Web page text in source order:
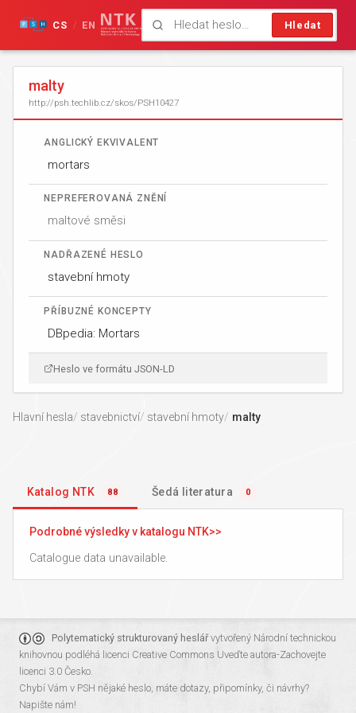
Hledat
CS / EN
malty
http://psh.techlib.cz/skos/PSH10427
ANGLICKÝ EKVIVALENT
mortars
NEPREFEROVANÁ ZNĚNÍ
maltové směsi
NADŘAZENÉ HESLO
stavební hmoty
PŘÍBUZNÉ KONCEPTY
DBpedia: Mortars
Heslo ve formátu JSON-LD
Hlavní hesla stavebnictví stavební hmoty malty
Katalog NTK 88 Šedá literatura 0
Podrobné výsledky v katalogu NTK
Catalogue data unavailable.
Polytematický strukturovaný heslářvytvořený Národní technickou
knihovnou podléhá licenci Creative Commons Uveďte autora-Zachovejte
licenci 3.0 Česko.
Chybí Vám v PSH nějaké heslo, máte dotazy, připomínky, či návrhy?
Napište nám!